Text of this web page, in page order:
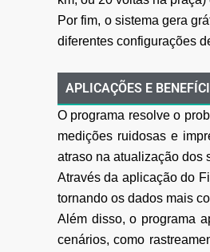
Por fim, o sistema gera
diferentes configurações
APLICAÇÕES E
O programa resolve o
medições ruidosas e
atraso na atualização dos
Através da aplicação do
tornando os dados mais
Além disso, o programa
cenários, como